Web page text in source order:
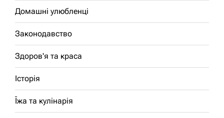
Домашні улюбленці
Законодавство
Здоров'я та краса
Історія
Їжа та кулінарія